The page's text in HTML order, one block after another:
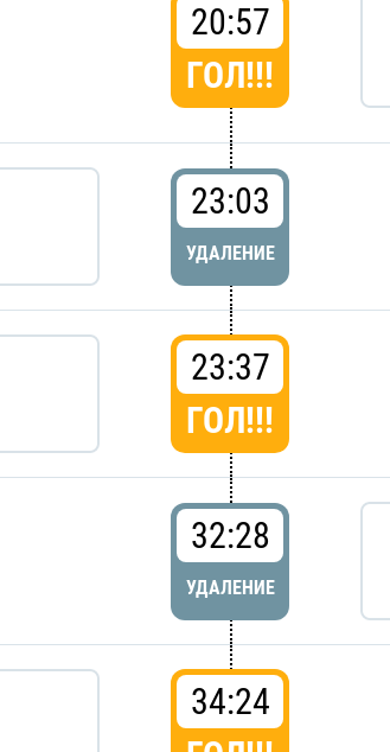
20:57
ГОЛ!!!
23:03
УДАЛЕНИЕ
23:37
ГОЛ!!!
32:28
УДАЛЕНИЕ
34:24